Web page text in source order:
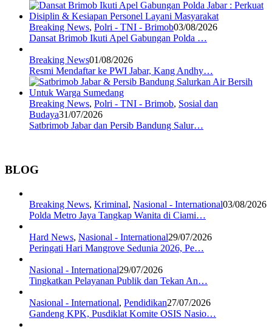
Breaking News, Polri - TNI - Brimob03/08/2026
Dansat Brimob Ikuti Apel Gabungan Polda …
Breaking News01/08/2026
Resmi Mendaftar ke PWI Jabar, Kang Andhy…
Breaking News, Polri - TNI - Brimob, Sosial dan
Budaya31/07/2026
Satbrimob Jabar dan Persib Bandung Salur…
BLOG
Breaking News, Kriminal, Nasional - International03/08/2026
Polda Metro Jaya Tangkap Wanita di Ciami…
Hard News, Nasional - International29/07/2026
Peringati Hari Mangrove Sedunia 2026, Pe…
Nasional - International29/07/2026
Tingkatkan Pelayanan Publik dan Tekan An…
Nasional - International, Pendidikan27/07/2026
Gandeng KPK, Pusdiklat Komite OSIS Nasio…